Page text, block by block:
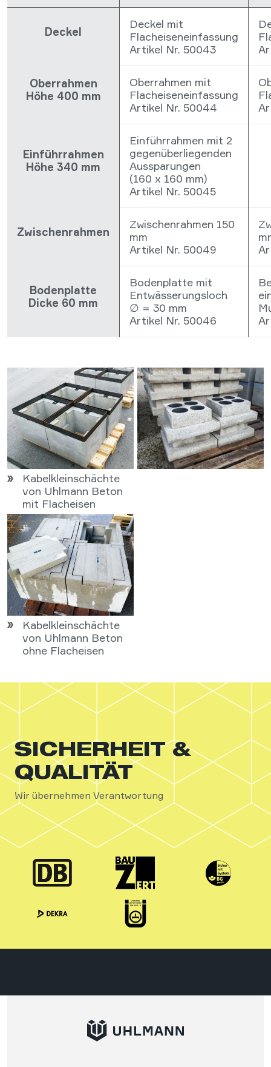
Deckel
Deckel mit
Flacheiseneinfassung
Artikel Nr. 50043
Oberrahmen
Höhe 400 mm
Oberrahmen mit
Flacheiseneinfassung
Artikel Nr. 50044
Einführrahmen
Höhe 340 mm
Einführrahmen mit 2
gegenüberliegenden
Aussparungen
(160 x 160 mm)
Artikel Nr. 50045
Zwischenrahmen
Zwischenrahmen 150
mm
Artikel Nr. 50049
Bodenplatte
Dicke 60 mm
Bodenplatte mit
Entwässerungsloch
∅ = 30 mm
Artikel Nr. 50046
Kabelkleinschächte
von Uhlmann Beton
mit Flacheisen
Kabelkleinschächte
von Uhlmann Beton
ohne Flacheisen
SICHERHEIT &
QUALITÄT
Wir übernehmen Verantwortung